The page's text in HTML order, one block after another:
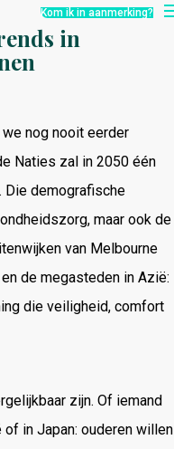
Kom ik in aanmerking?
in
nog nooit eerder
Naties zal in 2050 één
Die demografische
maar ook de
van Melbourne
de megasteden in Azië:
die veiligheid, comfort
zijn. Of iemand
of in Japan: ouderen willen